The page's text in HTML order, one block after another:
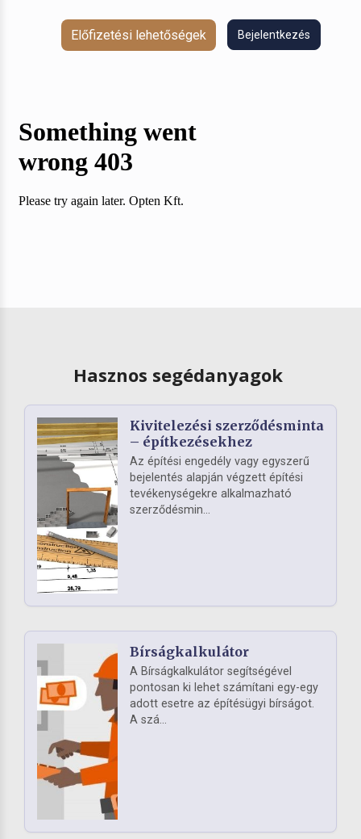
Előfizetési lehetőségek Bejelentkezés
Hasznos segédanyagok
Kivitelezési szerződésminta
– építkezésekhez
Az építési engedély vagy egyszerű
bejelentés alapján végzett építési
tevékenységekre alkalmazható
szerződésmin...
Bírságkalkulátor
A Bírságkalkulátor segítségével
pontosan ki lehet számítani egy-egy
adott esetre az építésügyi bírságot.
A szá...